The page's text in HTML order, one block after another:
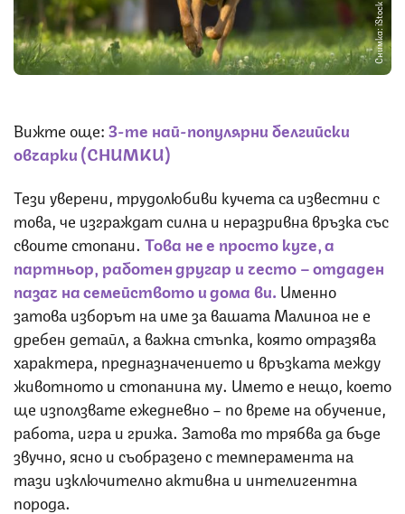
Снимка: iStock
Вижте още:3-те най-популярни белгийски
овчарки (СНИМКИ)
Тези уверени, трудолюбиви кучета са известни с
това, че изграждат силна и неразривна връзка със
своите стопани. Това не е просто куче, а
партньор, работен другар и често – отдаден
пазач на семейството и дома ви. Именно
затова изборът на име за вашата Малиноа не е
дребен детайл, а важна стъпка, която отразява
характера, предназначението и връзката между
животното и стопанина му. Името е нещо, което
ще използвате ежедневно – по време на обучение,
работа, игра и грижа. Затова то трябва да бъде
звучно, ясно и съобразено с темперамента на
тази изключително активна и интелигентна
порода.